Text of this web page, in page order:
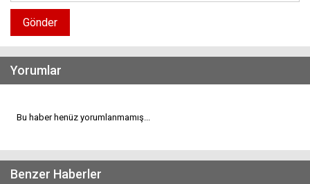
Gönder
Yorumlar
Bu haber henüz yorumlanmamış...
Benzer Haberler